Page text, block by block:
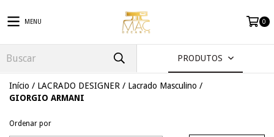
MENU 0
PRODUTOS
Início / LACRADO DESIGNER / Lacrado Masculino /
GIORGIO ARMANI
Ordenar por